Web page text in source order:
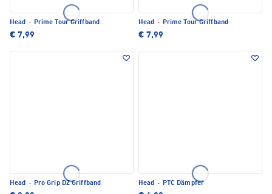
Head · Prime Tour Griffband
€ 7,99
Head · Prime Tour Griffband
€ 7,99
Head · Pro Grip DZ Griffband Head · PTC Dämpfer